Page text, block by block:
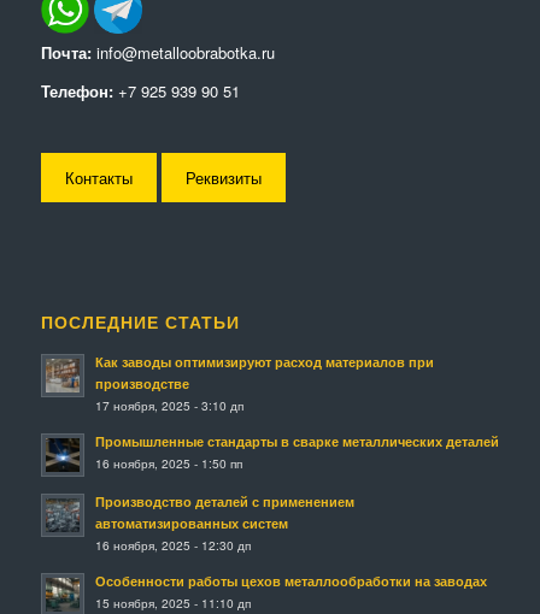
Почта: info@metalloobrabotka.ru
Телефон: +7 925 939 90 51
Контакты Реквизиты
ПОСЛЕДНИЕ СТАТЬИ
Как заводы оптимизируют расход материалов при
производстве
17 ноября, 2025 - 3:10 дп
Промышленные стандарты в сварке металлических деталей
16 ноября, 2025 - 1:50 пп
Производство деталей с применением
автоматизированных систем
16 ноября, 2025 - 12:30 дп
Особенности работы цехов металлообработки на заводах
15 ноября, 2025 - 11:10 дп